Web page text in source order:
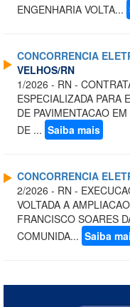
ENGENHARIA VOLTA...
CONCORRENCIA
VELHOS/RN
1/2026 - RN -
ESPECIALIZADA PARA
DE PAVIMENTACAO
DE ... Saiba mais
CONCORRENCIA
2/2026 - RN -
VOLTADA A
FRANCISCO SOARES
COMUNIDA... Saiba